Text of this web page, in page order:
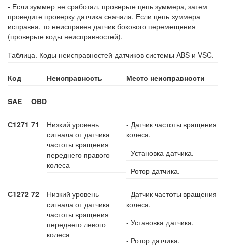
- Если зуммер не сработал, проверьте цепь зуммера, затем
проведите проверку датчика сначала. Если цепь зуммера
исправна, то неисправен датчик бокового перемещения
(проверьте коды неисправностей).
Таблица. Коды неисправностей датчиков системы ABS и VSC.
Код Неисправность Место неисправности
SAE OBD
С1271 71
Низкий уровень
сигнала от датчика
частоты вращения
переднего правого
колеса
- Датчик частоты вращения
колеса.
- Установка датчика.
- Ротор датчика.
С1272 72
Низкий уровень
сигнала от датчика
частоты вращения
переднего левого
колеса
- Датчик частоты вращения
колеса.
- Установка датчика.
- Ротор датчика.